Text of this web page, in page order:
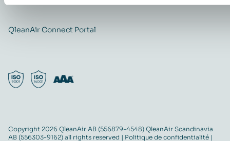
QleanAir Connect Portal
Copyright 2026 QleanAir AB (556879-4548) QleanAir Scandinavia
AB (556303-9162) all rights reserved | Politique de confidentialité |